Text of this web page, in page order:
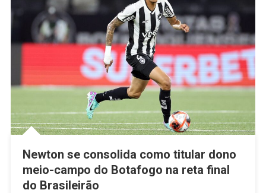
Newton se consolida como titular dono
meio-campo do Botafogo na reta final
do Brasileirão